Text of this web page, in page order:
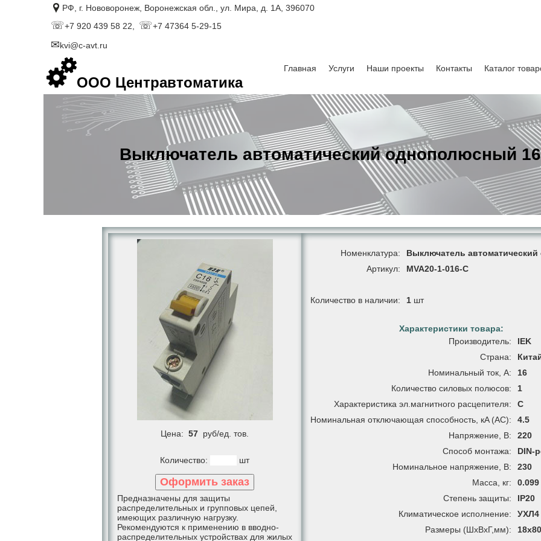
РФ, г. Нововоронеж, Воронежская обл., ул. Мира, д. 1А, 396070
+7 920 439 58 22,
+7 47364 5-29-15
kvi@c-avt.ru
ООО Центравтоматика
Главная Услуги Наши проекты Контакты Каталог
Выключатель автоматический однополюсный
Цена: 57 руб/ед. тов.
Количество: шт
Предназначены для защиты
распределительных и групповых цепей,
имеющих различную нагрузку.
Рекомендуются к применению в вводно-
распределительных устройствах для жилых
Номенклатура:
Выключатель
Артикул:
MVA20-1-016-C
Количество в наличии: 1 шт
Характеристики товара:
Производитель:
IEK
Страна:
Номинальный ток, А:
16
Количество силовых полюсов:
1
Характеристика эл.магнитного расцепителя:
C
Номинальная отключающая способность, кA (AC):
4.5
Напряжение, В:
220
Способ монтажа:
DIN-
Номинальное напряжение, В:
230
Масса, кг:
0.099
Степень защиты:
IP20
Климатическое исполнение:
УХЛ4
Размеры (ШxВxГ,мм):